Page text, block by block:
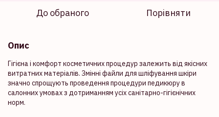
До обраного Порівняти
Опис
Гігієна і комфорт косметичних процедур залежить від якісних
витратних матеріалів. Змінні файли для шліфування шкіри
значно спрощують проведення процедури педикюру в
салонних умовах з дотриманням усіх санітарно-гігієнічних
норм.